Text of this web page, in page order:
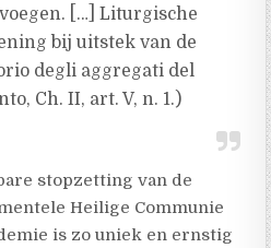
[…] Liturgische
bij uitstek van de
degli aggregati del
Ch. II, art. V, n. 1.)
stopzetting van de
Heilige Communie
is zo uniek en ernstig